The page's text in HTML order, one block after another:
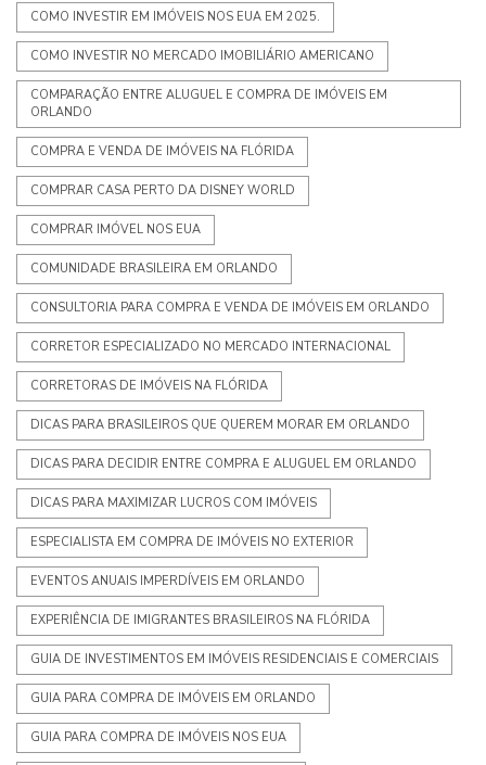
COMO INVESTIR EM IMÓVEIS NOS EUA EM 2025.
COMO INVESTIR NO MERCADO IMOBILIÁRIO AMERICANO
COMPARAÇÃO ENTRE ALUGUEL E COMPRA DE IMÓVEIS EM
ORLANDO
COMPRA E VENDA DE IMÓVEIS NA FLÓRIDA
COMPRAR CASA PERTO DA DISNEY WORLD
COMPRAR IMÓVEL NOS EUA
COMUNIDADE BRASILEIRA EM ORLANDO
CONSULTORIA PARA COMPRA E VENDA DE IMÓVEIS EM ORLANDO
CORRETOR ESPECIALIZADO NO MERCADO INTERNACIONAL
CORRETORAS DE IMÓVEIS NA FLÓRIDA
DICAS PARA BRASILEIROS QUE QUEREM MORAR EM ORLANDO
DICAS PARA DECIDIR ENTRE COMPRA E ALUGUEL EM ORLANDO
DICAS PARA MAXIMIZAR LUCROS COM IMÓVEIS
ESPECIALISTA EM COMPRA DE IMÓVEIS NO EXTERIOR
EVENTOS ANUAIS IMPERDÍVEIS EM ORLANDO
EXPERIÊNCIA DE IMIGRANTES BRASILEIROS NA FLÓRIDA
GUIA DE INVESTIMENTOS EM IMÓVEIS RESIDENCIAIS E COMERCIAIS
GUIA PARA COMPRA DE IMÓVEIS EM ORLANDO
GUIA PARA COMPRA DE IMÓVEIS NOS EUA